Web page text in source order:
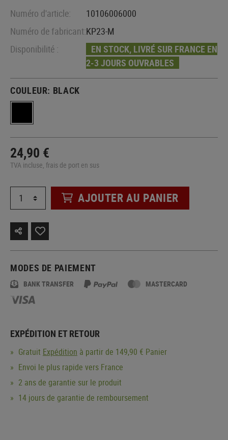
Numéro d'article:
10106006000
Numéro de fabricant:KP23-M
Disponibilité :
EN STOCK, LIVRÉ SUR FRANCE EN
2-3 JOURS OUVRABLES
COULEUR: BLACK
24,90 €
TVA incluse, frais de port en sus
AJOUTER AU PANIER
MODES DE PAIEMENT
BANK TRANSFER MASTERCARD
EXPÉDITION ET RETOUR
Gratuit Expédition à partir de 149,90 € Panier
Envoi le plus rapide vers France
2 ans de garantie sur le produit
14 jours de garantie de remboursement